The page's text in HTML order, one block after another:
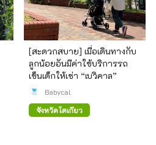
[สะดวกสบาย] เมื่อเดินทางกับ
ลูกน้อยอันมีค่าใช้บริการรถ
เข็นเด็กให้เช่า “เบวิคาล”
Babycal
จังหวัดโตเกียว